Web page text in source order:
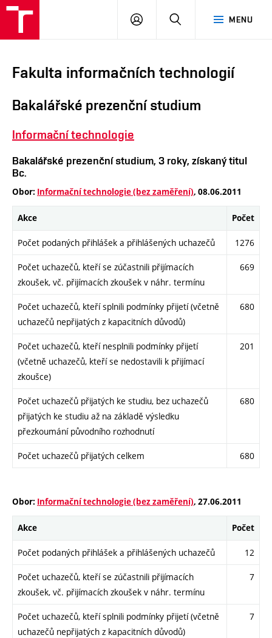
MENU
PŘIHLÁSIT
Fakulta informačních technologií
Bakalářské prezenční studium
Informační technologie
Bakalářské prezenční studium, 3 roky, získaný titul
Bc.
Obor: Informační technologie (bez zaměření), 08.06.2011
Akce Počet
Počet podaných přihlášek a přihlášených uchazečů 1276
Počet uchazečů, kteří se zúčastnili přijímacích
zkoušek, vč. přijímacích zkoušek v náhr. termínu
669
Počet uchazečů, kteří splnili podmínky přijetí (včetně
uchazečů nepřijatých z kapacitních důvodů)
680
Počet uchazečů, kteří nesplnili podmínky přijetí
(včetně uchazečů, kteří se nedostavili k přijímací
zkoušce)
201
Počet uchazečů přijatých ke studiu, bez uchazečů
přijatých ke studiu až na základě výsledku
přezkoumání původního rozhodnutí
680
Počet uchazečů přijatých celkem 680
Obor: Informační technologie (bez zaměření), 27.06.2011
Akce Počet
Počet podaných přihlášek a přihlášených uchazečů 12
Počet uchazečů, kteří se zúčastnili přijímacích
zkoušek, vč. přijímacích zkoušek v náhr. termínu
7
Počet uchazečů, kteří splnili podmínky přijetí (včetně
uchazečů nepřijatých z kapacitních důvodů)
7